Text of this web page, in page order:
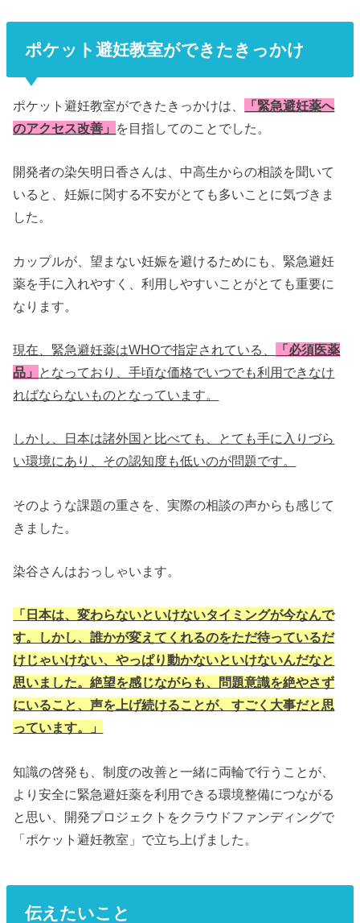
ポケット避妊教室ができたきっかけ
ポケット避妊教室ができたきっかけは、
「緊急避妊薬へ
のアクセス改善」 を目指してのことでした。
開発者の染矢明日香さんは、中高生からの相談を聞いて
いると、妊娠に関する不安がとても多いことに気づきま
した。
カップルが、望まない妊娠を避けるためにも、緊急避妊
薬を手に入れやすく、利用しやすいことがとても重要に
なります。
現在、緊急避妊薬はWHOで指定されている、
「必須医薬
品」 となっており、手頃な価格でいつでも利用できなけ
ればならないものとなっています。
しかし、日本は諸外国と比べても、とても手に入りづら
い環境にあり、その認知度も低いのが問題です。
そのような課題の重さを、実際の相談の声からも感じて
きました。
染谷さんはおっしゃいます。
「日本は、変わらないといけないタイミングが今なんで
す。しかし、誰かが変えてくれるのをただ待っているだ
けじゃいけない、やっぱり動かないといけないんだなと
思いました。絶望を感じながらも、問題意識を絶やさず
にいること、声を上げ続けることが、すごく大事だと思
っています。」
知識の啓発も、制度の改善と一緒に両輪で行うことが、
より安全に緊急避妊薬を利用できる環境整備につながる
と思い、開発プロジェクトをクラウドファンディングで
「ポケット避妊教室」で立ち上げました。
伝えたいこと